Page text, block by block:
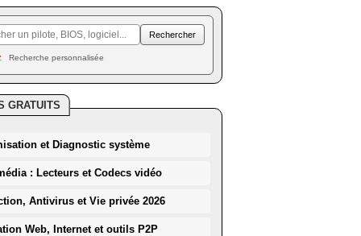
Recherche personnalisée
GRATUITS
et Diagnostic système
: Lecteurs et Codecs vidéo
Antivirus et Vie privée 2026
Web, Internet et outils P2P